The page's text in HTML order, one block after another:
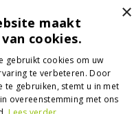
Sint-Janskruid
Hypericum perforatum
×
maakt
cookies.
gebruikt cookies om uw
te verbeteren. Door
te gebruiken, stemt u in met
overeenstemming met ons